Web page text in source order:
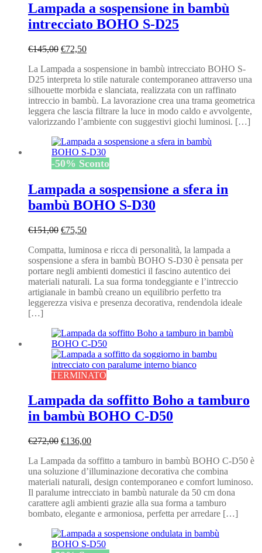
Lampada a sospensione in bambù
intrecciato BOHO S-D25
€145,00 Il
originale
era:
€145,00.
€72,50Il
attuale
è:
€72,50.
La Lampada a sospensione in bambù intrecciato BOHO S-
D25 interpreta lo stile naturale contemporaneo attraverso una
silhouette morbida e slanciata, realizzata con un raffinato
intreccio in bambù. La lavorazione crea una trama geometrica
leggera che lascia filtrare la luce in modo caldo e avvolgente,
valorizzando l’ambiente con suggestivi giochi luminosi. […]
-50% Sconto
Lampada a sospensione a sfera in
bambù BOHO S-D30
€151,00 Il
originale
era:
€151,00.
€75,50Il
attuale
è:
€75,50.
Compatta, luminosa e ricca di personalità, la lampada a
sospensione a sfera in bambù BOHO S-D30 è pensata per
portare negli ambienti domestici il fascino autentico dei
materiali naturali. La sua forma tondeggiante e l’intreccio
artigianale in bambù creano un equilibrio perfetto tra
leggerezza visiva e presenza decorativa, rendendola ideale
[…]
TERMINATO
Lampada da soffitto Boho a tamburo
in bambù BOHO C-D50
€272,00 Il
originale
era:
€272,00.
€136,00Il
attuale
è:
€136,00.
La Lampada da soffitto a tamburo in bambù BOHO C-D50 è
una soluzione d’illuminazione decorativa che combina
materiali naturali, design contemporaneo e comfort luminoso.
Il paralume intrecciato in bambù naturale da 50 cm dona
carattere agli ambienti grazie alla sua forma a tamburo
bombato, elegante e armoniosa, perfetta per arredare […]